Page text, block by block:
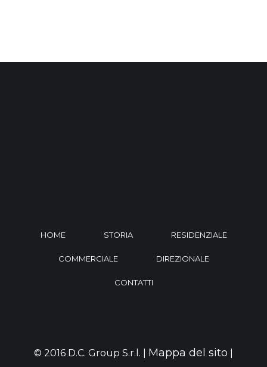
HOME STORIA RESIDENZIALE
COMMERCIALE DIREZIONALE
CONTATTI
© 2016 D.C. Group S.r.l. | Mappa del sito